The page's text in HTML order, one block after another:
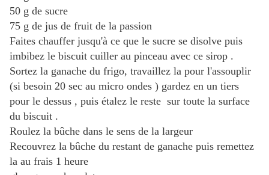
50 g de sucre
75 g de jus de fruit de la passion
Faites chauffer jusqu'à ce que le sucre se disolve puis
imbibez le biscuit cuiller au pinceau avec ce sirop .
Sortez la ganache du frigo, travaillez la pour l'assouplir
(si besoin 20 sec au micro ondes ) gardez en un tiers
pour le dessus , puis étalez le reste sur toute la surface
du biscuit .
Roulez la bûche dans le sens de la largeur
Recouvrez la bûche du restant de ganache puis remettez
la au frais 1 heure